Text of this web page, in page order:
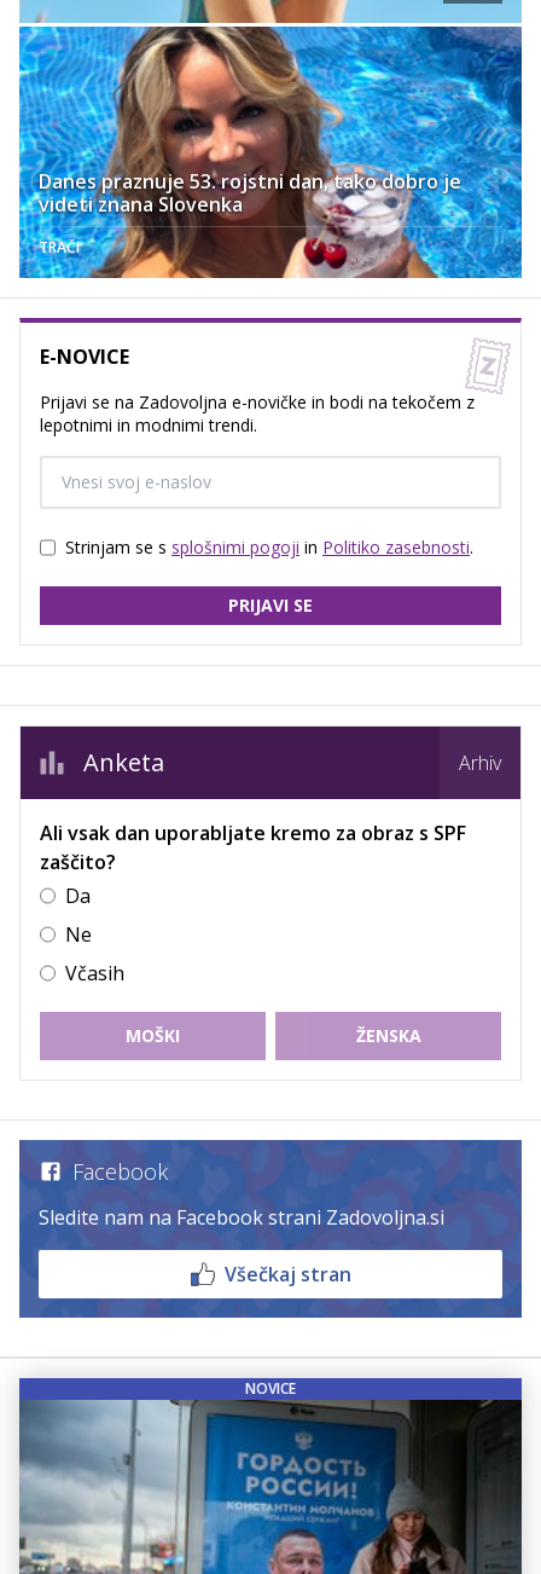
Danes praznuje 53. rojstni dan, tako dobro je
videti znana Slovenka
TRAČI
E-NOVICE
Prijavi se na Zadovoljna e-novičke in bodi na tekočem z
lepotnimi in modnimi trendi.
Strinjam se s splošnimi pogoji in Politiko zasebnosti.
PRIJAVI SE
Anketa Arhiv
Ali vsak dan uporabljate kremo za obraz s SPF
zaščito?
Da
Ne
Včasih
MOŠKI ŽENSKA
Facebook
Sledite nam na Facebook strani Zadovoljna.si
Všečkaj stran
NOVICE